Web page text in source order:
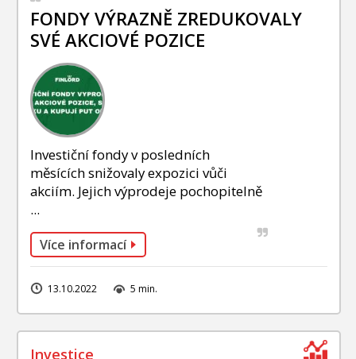
FONDY VÝRAZNĚ ZREDUKOVALY
SVÉ AKCIOVÉ POZICE
Investiční fondy v posledních
měsících snižovaly expozici vůči
akciím. Jejich výprodeje pochopitelně
...
Více informací
13.10.2022 5 min.